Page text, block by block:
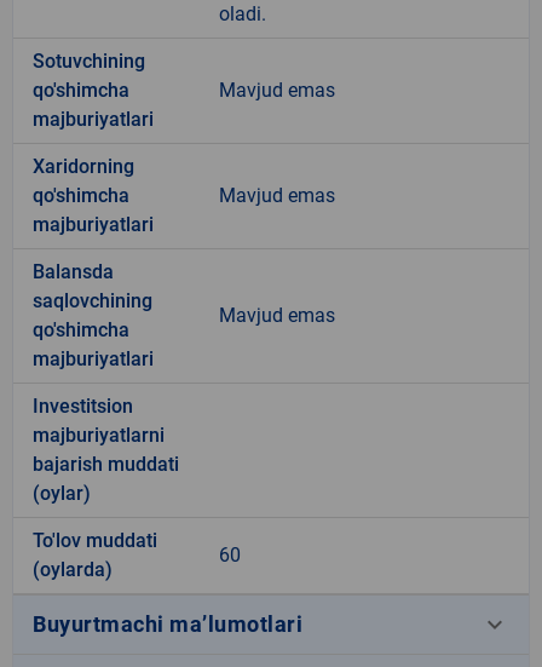
oladi.
Sotuvchining
qo'shimcha
majburiyatlari
Mavjud emas
Xaridorning
qo'shimcha
majburiyatlari
Mavjud emas
Balansda
saqlovchining
qo'shimcha
majburiyatlari
Mavjud emas
Investitsion
majburiyatlarni
bajarish muddati
(oylar)
To'lov muddati
(oylarda)
60
Buyurtmachi ma’lumotlari keyboard_arrow_down